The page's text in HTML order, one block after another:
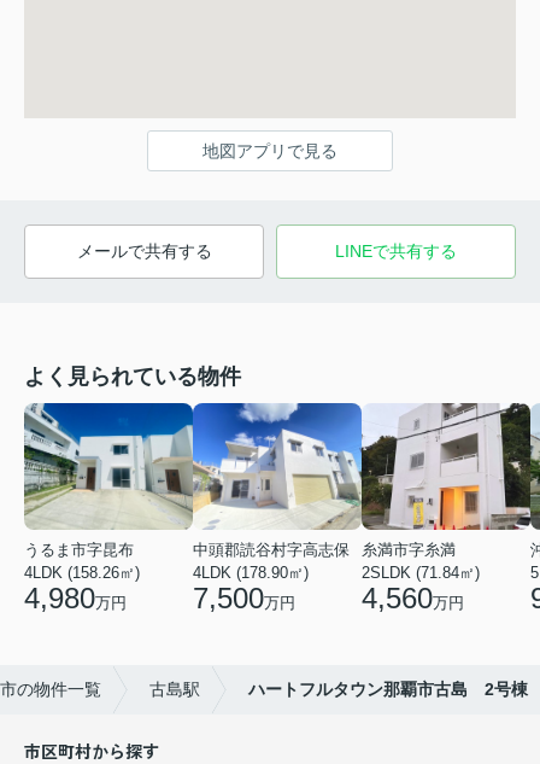
地図アプリで見る
メールで共有する LINEで共有する
よく見られている物件
うるま市字昆布
4LDK (158.26㎡)
4,980万円
中頭郡読谷村字高志保
4LDK (178.90㎡)
7,500万円
糸満市字糸満
2SLDK (71.84㎡)
4,560万円
の物件一覧 古島駅 ハートフルタウン那覇市古島 2号棟
市区町村から探す